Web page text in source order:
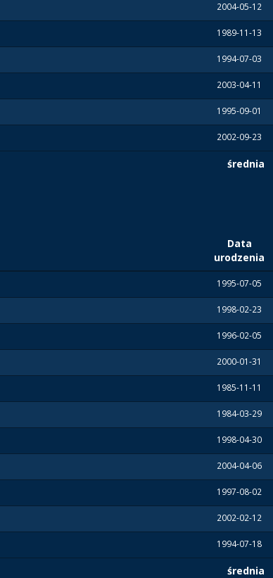
2004-05-12
1989-11-13
1994-07-03
2003-04-11
1995-09-01
2002-09-23
średnia
Data
urodzenia
1995-07-05
1998-02-23
1996-02-05
2000-01-31
1985-11-11
1984-03-29
1998-04-30
2004-04-06
1997-08-02
2002-02-12
1994-07-18
średnia